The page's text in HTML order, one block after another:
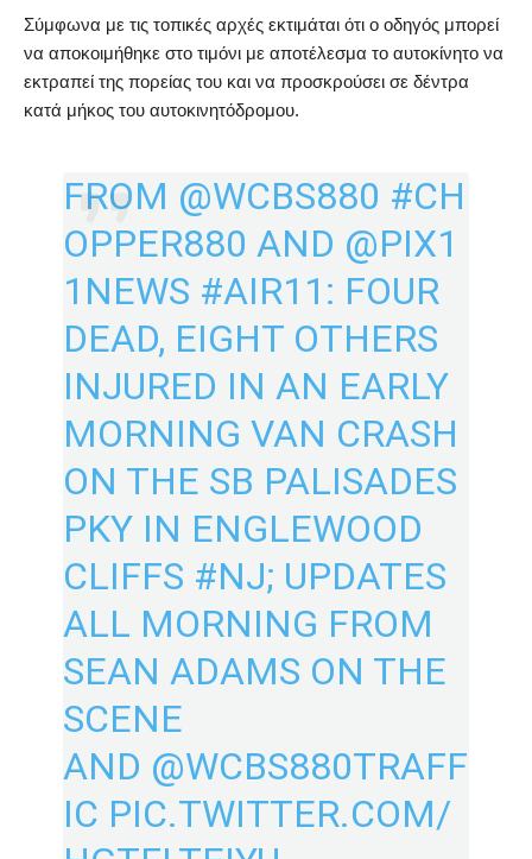
Σύμφωνα με τις τοπικές αρχές εκτιμάται ότι ο οδηγός μπορεί
να αποκοιμήθηκε στο τιμόνι με αποτέλεσμα το αυτοκίνητο να
εκτραπεί της πορείας του και να προσκρούσει σε δέντρα
κατά μήκος του αυτοκινητόδρομου.
FROM @WCBS880 #CH
OPPER880 AND @PIX1
1NEWS #AIR11 : FOUR
DEAD, EIGHT OTHERS
INJURED IN AN EARLY
MORNING VAN CRASH
ON THE SB PALISADES
PKY IN ENGLEWOOD
CLIFFS #NJ; UPDATES
ALL MORNING FROM
SEAN ADAMS ON THE
SCENE
AND @WCBS880TRAFF
IC PIC.TWITTER.COM/